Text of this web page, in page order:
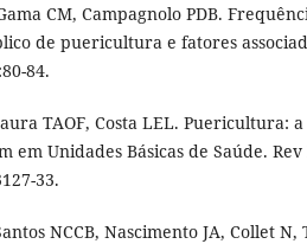
CM, Campagnolo PDB.
de puericultura e fatores
84.
TAOF, Costa LEL. Puericultura:
em Unidades Básicas de Saúde.
33.
NCCB, Nascimento JA, Collet N,